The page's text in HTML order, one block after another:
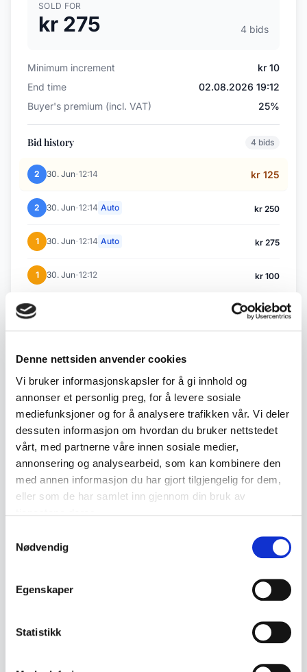
Denne nettsiden anvender cookies
Vi bruker informasjonskapsler for å gi innhold og
annonser et personlig preg, for å levere sosiale
mediefunksjoner og for å analysere trafikken vår. Vi deler
dessuten informasjon om hvordan du bruker nettstedet
vårt, med partnerne våre innen sosiale medier,
annonsering og analysearbeid, som kan kombinere den
med annen informasjon du har gjort tilgjengelig for dem,
eller som de har samlet inn gjennom din bruk av
Nødvendig
Egenskaper
Statistikk
SOLD FOR
kr 275 4 bids
Minimum increment
kr 10
End time
02.08.2026 19:12
Buyer's premium (incl. VAT)
25%
Bid history 4 bids
2 30. Jun·12:14 kr 125
2 30. Jun·12:14 Auto kr 250
1 30. Jun·12:14 Auto kr 275
1 30. Jun·12:12 kr 100
← Previous lot
#70
Next lot →
#72
Description
A pair of decorative earrings/clip-on earrings
Tangerud. The model has a characteristic
• Design: Unn Tangerud